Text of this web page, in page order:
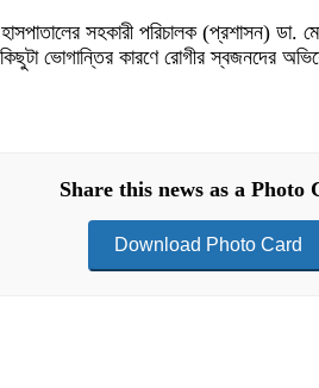
সহকারী পরিচালক (প্রশাসন) ডা.
ভোগান্তির কারণে রোগীর স্বজনদের
Share this news as a Photo
Download Photo Card